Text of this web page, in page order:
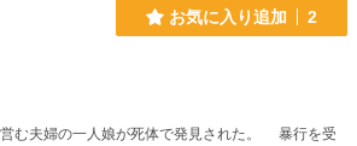
お気に入り追加 2
む夫婦の一人娘が死体で発見された。 暴行を受